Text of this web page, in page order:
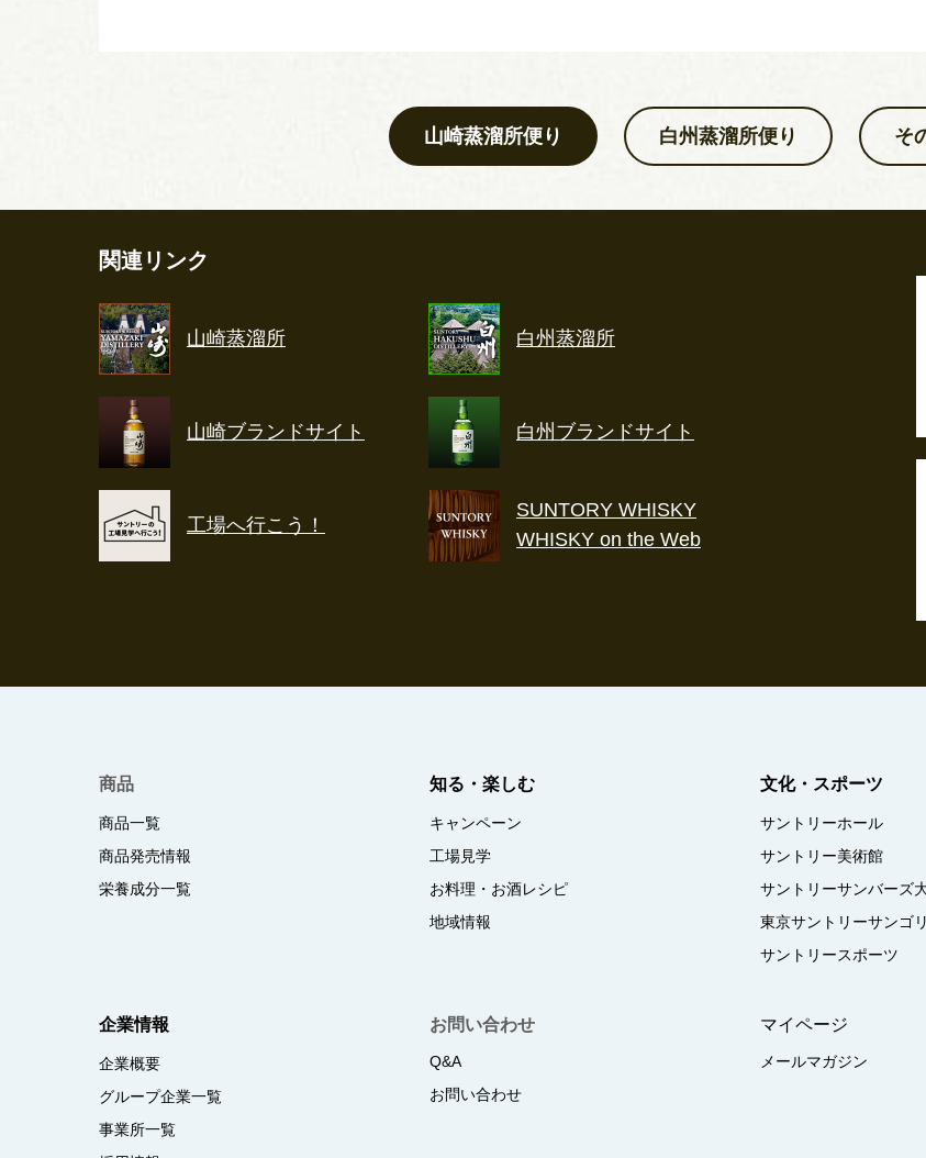
山崎蒸溜所便り 白州蒸溜所便り そ
関連リンク
山崎蒸溜所 白州蒸溜所
山崎ブランドサイト 白州ブランドサイト
工場へ行こう！
SUNTORY WHISKY
WHISKY on the Web
商品
商品一覧
商品発売情報
栄養成分一覧
知る・楽しむ
キャンペーン
工場見学
お料理・お酒レシピ
地域情報
文化・スポーツ
サントリーホール
サントリー美術館
サントリーサンバーズ
東京サントリーサンゴ
サントリースポーツ
企業情報
企業概要
グループ企業一覧
事業所一覧
お問い合わせ
Q&A
お問い合わせ
マイページ
メールマガジン